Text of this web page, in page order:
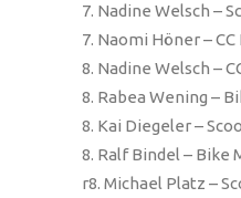
7. Nadine Welsch –
7. Naomi Höner – CC
8. Nadine Welsch –
8. Rabea Wening –
8. Kai Diegeler –
8. Ralf Bindel – Bike
r8. Michael Platz –